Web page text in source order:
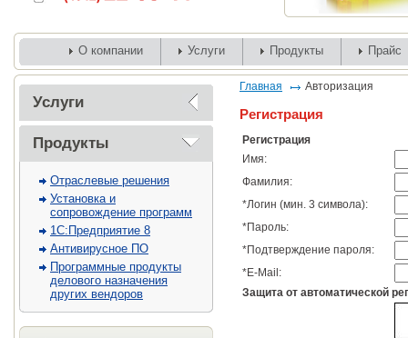
О компании Услуги Продукты Прайс
Услуги
Продукты
Отраслевые решения
Установка и
сопровождение программ
1С:Предприятие 8
Антивирусное ПО
Программные продукты
делового назначения
других вендоров
Главная Авторизация
Регистрация
Регистрация
Имя:
Фамилия:
*Логин (мин. 3 символа):
*Пароль:
*Подтверждение пароля:
*E-Mail:
Защита от автоматической